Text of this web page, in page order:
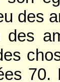
des
des
70.